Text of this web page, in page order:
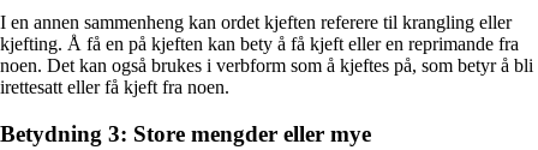
I en annen sammenheng kan ordet kjeften referere til krangling eller
kjefting. Å få en på kjeften kan bety å få kjeft eller en reprimande fra
noen. Det kan også brukes i verbform som å kjeftes på, som betyr å bli
irettesatt eller få kjeft fra noen.
Betydning 3: Store mengder eller mye